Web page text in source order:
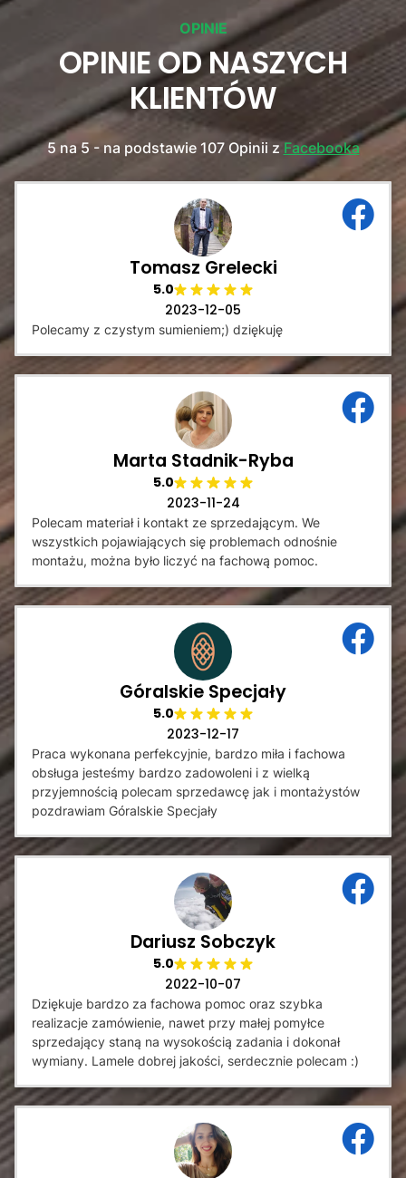
OPINIE
OPINIE OD NASZYCH
KLIENTÓW
5 na 5 - na podstawie 107 Opinii z Facebooka
Tomasz Grelecki
5.0
2023-12-05
Polecamy z czystym sumieniem;) dziękuję
Marta Stadnik-Ryba
5.0
2023-11-24
Polecam materiał i kontakt ze sprzedającym. We
wszystkich pojawiających się problemach odnośnie
montażu, można było liczyć na fachową pomoc.
Góralskie Specjały
5.0
2023-12-17
Praca wykonana perfekcyjnie, bardzo miła i fachowa
obsługa jesteśmy bardzo zadowoleni i z wielką
przyjemnością polecam sprzedawcę jak i montażystów
pozdrawiam Góralskie Specjały
Dariusz Sobczyk
5.0
2022-10-07
Dziękuje bardzo za fachowa pomoc oraz szybka
realizacje zamówienie, nawet przy małej pomyłce
sprzedający staną na wysokością zadania i dokonał
wymiany. Lamele dobrej jakości, serdecznie polecam :)